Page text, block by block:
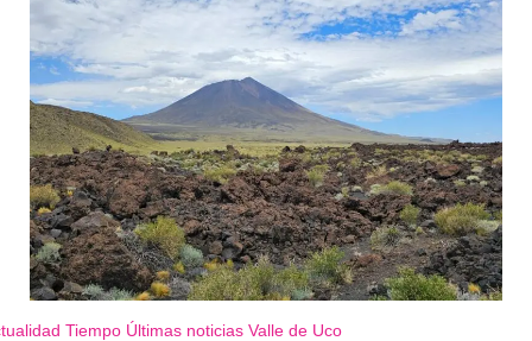
Tiempo Últimas noticias Valle de Uco